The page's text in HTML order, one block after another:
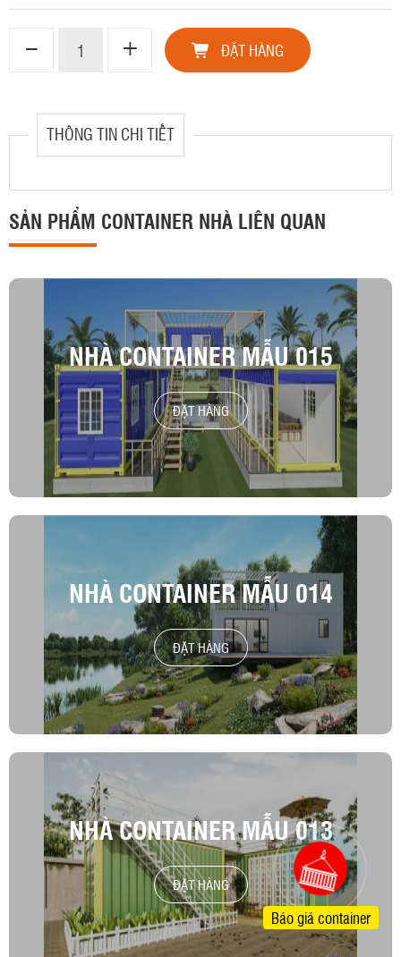
ĐẶT HÀNG
THÔNG TIN CHI TIẾT
SẢN PHẨM CONTAINER NHÀ LIÊN QUAN
NHÀ CONTAINER MẪU 015
ĐẶT HÀNG
NHÀ CONTAINER MẪU 014
ĐẶT HÀNG
NHÀ CONTAINER MẪU 013
ĐẶT HÀNG
Báo giá container